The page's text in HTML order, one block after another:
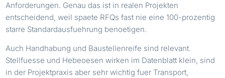
Anforderungen. Genau das ist in realen Projekten
entscheidend, weil spaete RFQs fast nie eine 100-prozentig
starre Standardausfuehrung benoetigen.
Auch Handhabung und Baustellenreife sind relevant.
Stellfuesse und Hebeoesen wirken im Datenblatt klein, sind
in der Projektpraxis aber sehr wichtig fuer Transport,